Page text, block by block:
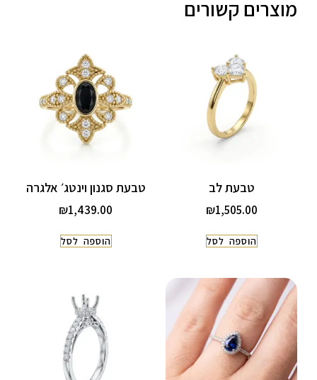
מוצרים קשורים
טבעת לב
₪1,505.00
הוספה לסל
טבעת סגנון וינטג׳ אלגרה
₪1,439.00
הוספה לסל